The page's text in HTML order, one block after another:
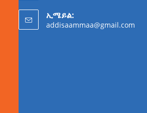
ኢሜይል:
addisaammaa@gmail.com